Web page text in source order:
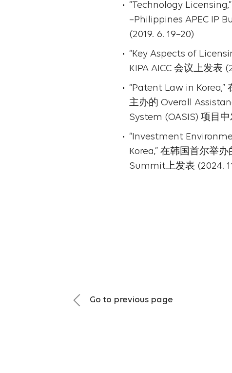
“Technology
–Philippines APEC IP
(2019. 6. 19–20)
“Key Aspects of
KIPA AICC 会议上发表
“Patent Law in Korea,”
主办的 Overall
System (OASIS) 项目
“Investment
Korea,” 在韩国首尔举
Summit上发表 (2024.
Go to previous page